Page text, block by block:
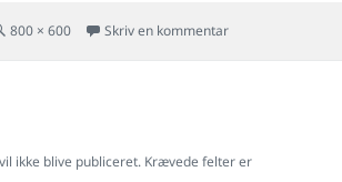
Fuld
800 × 600 Skriv en kommentartil jylland2008-nr-
ikke blive publiceret. Krævede felter er